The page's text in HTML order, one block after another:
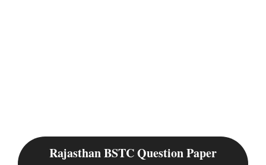
Rajasthan BSTCQuestion Paper